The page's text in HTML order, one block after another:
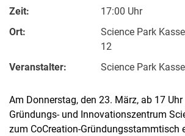
Zeit:
17:00 Uhr
Ort:
Science Park
12
Veranstalter:
Science Park
Am Donnerstag, den 23. März, ab 17
Gründungs- und Innovationszentrum
zum CoCreation-Gründungsstammtisch